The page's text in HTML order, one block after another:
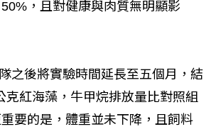
，且對健康與肉質無明顯影
之後將實驗時間延長至五個月，結
克紅海藻，牛甲烷排放量比對照組
要的是，體重並未下降，且飼料